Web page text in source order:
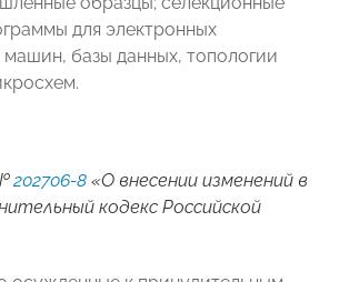
для электронных
базы данных, топологии
202706-8 «О внесении изменений в
кодекс Российской